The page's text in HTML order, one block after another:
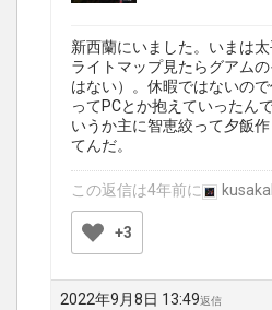
新西蘭にいました。いまは
ライトマップ見たらグアム
はない）。休暇ではないの
ってPCとか抱えていったん
いうか主に智恵絞って夕飯
てんだ。
この返信は4年前に
+3
2022年9月8日 13:49返信